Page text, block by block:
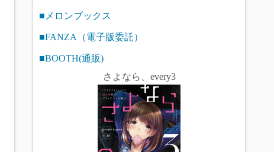
■メロンブックス
■FANZA（電子版委託）
■BOOTH(通販)
さよなら、every3